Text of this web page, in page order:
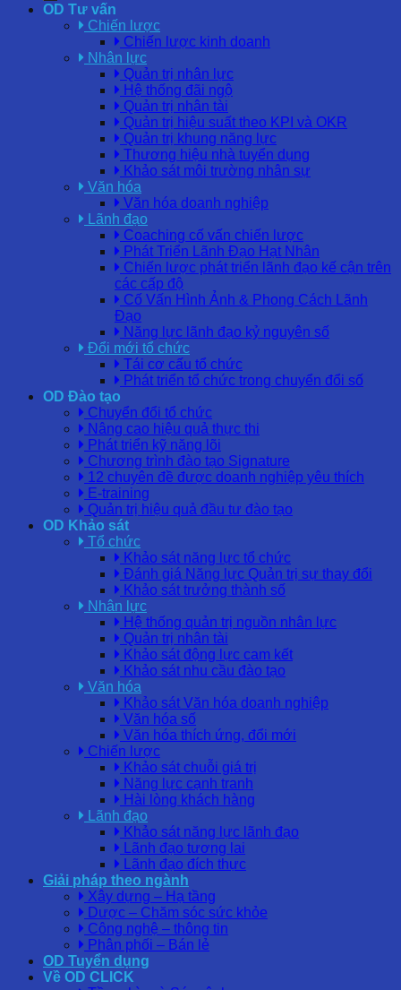
OD Tư vấn
Chiến lược
Chiến lược kinh doanh
Nhân lực
Quản trị nhân lực
Hệ thống đãi ngộ
Quản trị nhân tài
Quản trị hiệu suất theo KPI và OKR
Quản trị khung năng lực
Thương hiệu nhà tuyển dụng
Khảo sát môi trường nhân sự
Văn hóa
Văn hóa doanh nghiệp
Lãnh đạo
Coaching cố vấn chiến lược
Phát Triển Lãnh Đạo Hạt Nhân
Chiến lược phát triển lãnh đạo kế cận trên
các cấp độ
Cố Vấn Hình Ảnh & Phong Cách Lãnh
Đạo
Năng lực lãnh đạo kỷ nguyên số
Đổi mới tổ chức
Tái cơ cấu tổ chức
Phát triển tổ chức trong chuyển đổi số
OD Đào tạo
Chuyển đổi tổ chức
Nâng cao hiệu quả thực thi
Phát triển kỹ năng lõi
Chương trình đào tạo Signature
12 chuyên đề được doanh nghiệp yêu thích
E-training
Quản trị hiệu quả đầu tư đào tạo
OD Khảo sát
Tổ chức
Khảo sát năng lực tổ chức
Đánh giá Năng lực Quản trị sự thay đổi
Khảo sát trưởng thành số
Nhân lực
Hệ thống quản trị nguồn nhân lực
Quản trị nhân tài
Khảo sát động lực cam kết
Khảo sát nhu cầu đào tạo
Văn hóa
Khảo sát Văn hóa doanh nghiệp
Văn hóa số
Văn hóa thích ứng, đổi mới
Chiến lược
Khảo sát chuỗi giá trị
Năng lực cạnh tranh
Hài lòng khách hàng
Lãnh đạo
Khảo sát năng lực lãnh đạo
Lãnh đạo tương lai
Lãnh đạo đích thực
Giải pháp theo ngành
Xây dựng – Hạ tầng
Dược – Chăm sóc sức khỏe
Công nghệ – thông tin
Phân phối – Bán lẻ
OD Tuyển dụng
Về OD CLICK